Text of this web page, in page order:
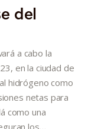
del
a cabo la
en la ciudad de
hidrógeno como
netas para
como una
los…